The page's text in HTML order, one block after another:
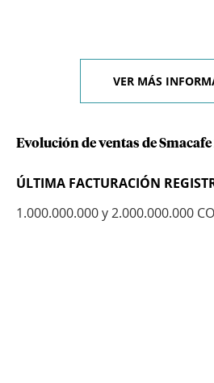
VER MÁS
Evolución de ventas de Smacafe
ÚLTIMA FACTURACIÓN
1.000.000.000 y 2.000.000.000